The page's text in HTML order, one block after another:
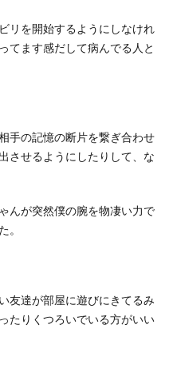
リを開始するようにしなけれ
てます感だして病んでる人と
手の記憶の断片を繋ぎ合わせ
させるようにしたりして、な
んが突然僕の腕を物凄い力で
。
友達が部屋に遊びにきてるみ
たりくつろいでいる方がいい